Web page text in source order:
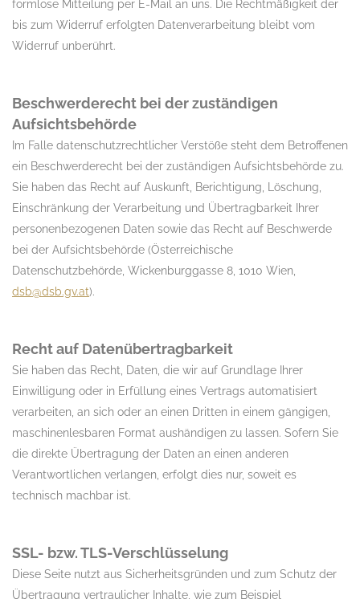
formlose Mitteilung per E-Mail an uns. Die Rechtmäßigkeit der
bis zum Widerruf erfolgten Datenverarbeitung bleibt vom
Widerruf unberührt.
Beschwerderecht bei der zuständigen
Aufsichtsbehörde
Im Falle datenschutzrechtlicher Verstöße steht dem Betroffenen
ein Beschwerderecht bei der zuständigen Aufsichtsbehörde zu.
Sie haben das Recht auf Auskunft, Berichtigung, Löschung,
Einschränkung der Verarbeitung und Übertragbarkeit Ihrer
personenbezogenen Daten sowie das Recht auf Beschwerde
bei der Aufsichtsbehörde (Österreichische
Datenschutzbehörde, Wickenburggasse 8, 1010 Wien,
dsb@dsb.gv.at).
Recht auf Datenübertragbarkeit
Sie haben das Recht, Daten, die wir auf Grundlage Ihrer
Einwilligung oder in Erfüllung eines Vertrags automatisiert
verarbeiten, an sich oder an einen Dritten in einem gängigen,
maschinenlesbaren Format aushändigen zu lassen. Sofern Sie
die direkte Übertragung der Daten an einen anderen
Verantwortlichen verlangen, erfolgt dies nur, soweit es
technisch machbar ist.
SSL- bzw. TLS-Verschlüsselung
Diese Seite nutzt aus Sicherheitsgründen und zum Schutz der
Übertragung vertraulicher Inhalte, wie zum Beispiel